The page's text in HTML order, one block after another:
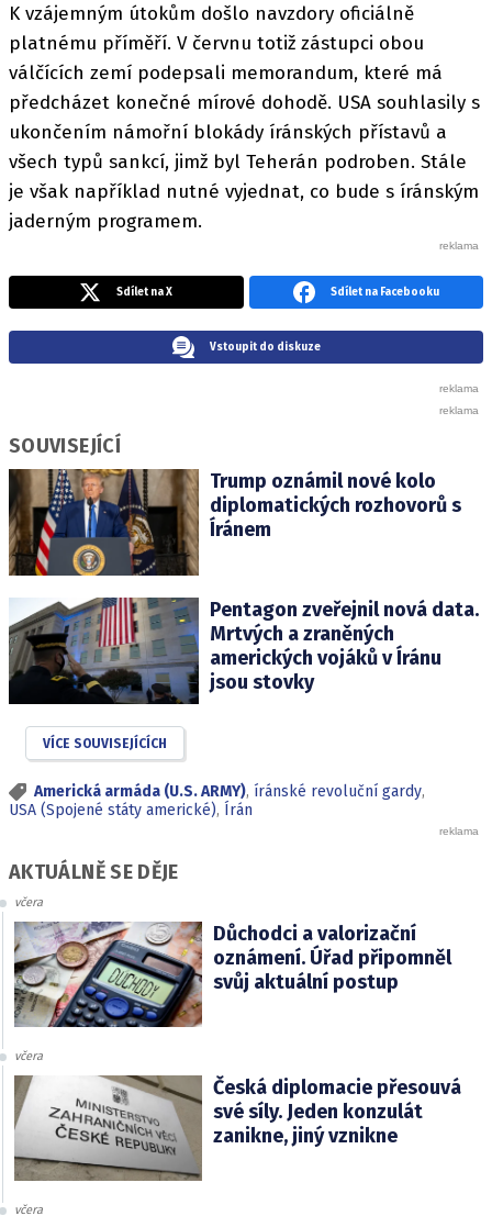
K vzájemným útokům došlo navzdory oficiálně
platnému příměří. V červnu totiž zástupci obou
válčících zemí podepsali memorandum, které má
předcházet konečné mírové dohodě. USA souhlasily s
ukončením námořní blokády íránských přístavů a
všech typů sankcí, jimž byl Teherán podroben. Stále
je však například nutné vyjednat, co bude s íránským
jaderným programem.
Sdílet na X Sdílet na Facebooku
Vstoupit do diskuze
SOUVISEJÍCÍ
Trump oznámil nové kolo
diplomatických rozhovorů s
Íránem
Pentagon zveřejnil nová data.
Mrtvých a zraněných
amerických vojáků v Íránu
jsou stovky
VÍCE SOUVISEJÍCÍCH
Americká armáda (U.S. ARMY), íránské revoluční gardy,
USA (Spojené státy americké), Írán
AKTUÁLNĚ SE DĚJE
včera
Důchodci a valorizační
oznámení. Úřad připomněl
svůj aktuální postup
včera
Česká diplomacie přesouvá
své síly. Jeden konzulát
zanikne, jiný vznikne
včera